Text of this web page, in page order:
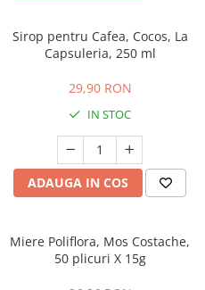
Sirop pentru Cafea, Cocos, La
Capsuleria, 250 ml
29,90 RON
IN STOC
ADAUGA IN COS
Miere Poliflora, Mos Costache,
50 plicuri X 15g